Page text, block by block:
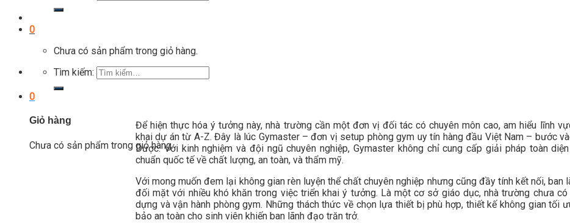
0
Chưa có sản phẩm trong giỏ hàng.
Tìm kiếm:
0
Giỏ hàng
Chưa có sản phẩm trong giỏ hàng.
Để hiện thực hóa ý tưởng này, nhà trường cần một đơn vị đối tác có chuyên môn cao, am hiểu lĩnh
khai dự án từ A-Z. Đây là lúc Gymaster – đơn vị setup phòng gym uy tín hàng đầu Việt Nam – bước
Dược. Với kinh nghiệm và đội ngũ chuyên nghiệp, Gymaster không chỉ cung cấp giải pháp toàn
chuẩn quốc tế về chất lượng, an toàn, và thẩm mỹ.
Với mong muốn đem lại không gian rèn luyện thể chất chuyên nghiệp nhưng cũng đầy tính kết nối,
đối mặt với nhiều khó khăn trong việc triển khai ý tưởng. Là một cơ sở giáo dục, nhà trường chưa
dựng và vận hành phòng gym. Những thách thức về chọn lựa thiết bị phù hợp, thiết kế không gian tối
bảo an toàn cho sinh viên khiến ban lãnh đạo trăn trở.